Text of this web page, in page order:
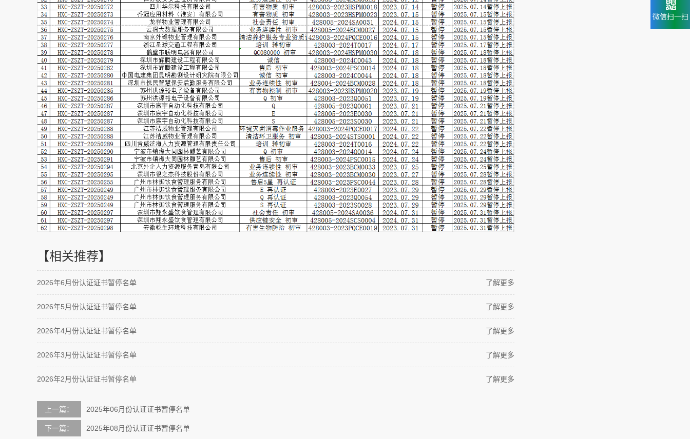
【相关推荐】
了解更多
2026年6月份认证证书暂停名单
了解更多
2026年5月份认证证书暂停名单
了解更多
2026年4月份认证证书暂停名单
了解更多
2026年3月份认证证书暂停名单
了解更多
2026年2月份认证证书暂停名单
上一篇： 2025年06月份认证证书暂停名单
下一篇： 2025年08月份认证证书暂停名单
微信扫一扫